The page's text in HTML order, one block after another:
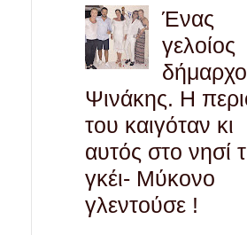
Ένας
γελοίος
Ψινάκης. Η
του καιγόταν κι
αυτός στο νησί
γκέι- Μύκονο
γλεντούσε !